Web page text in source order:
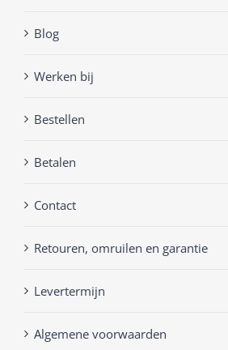
Blog
Werken bij
Bestellen
Betalen
Contact
Retouren, omruilen en garantie
Levertermijn
Algemene voorwaarden